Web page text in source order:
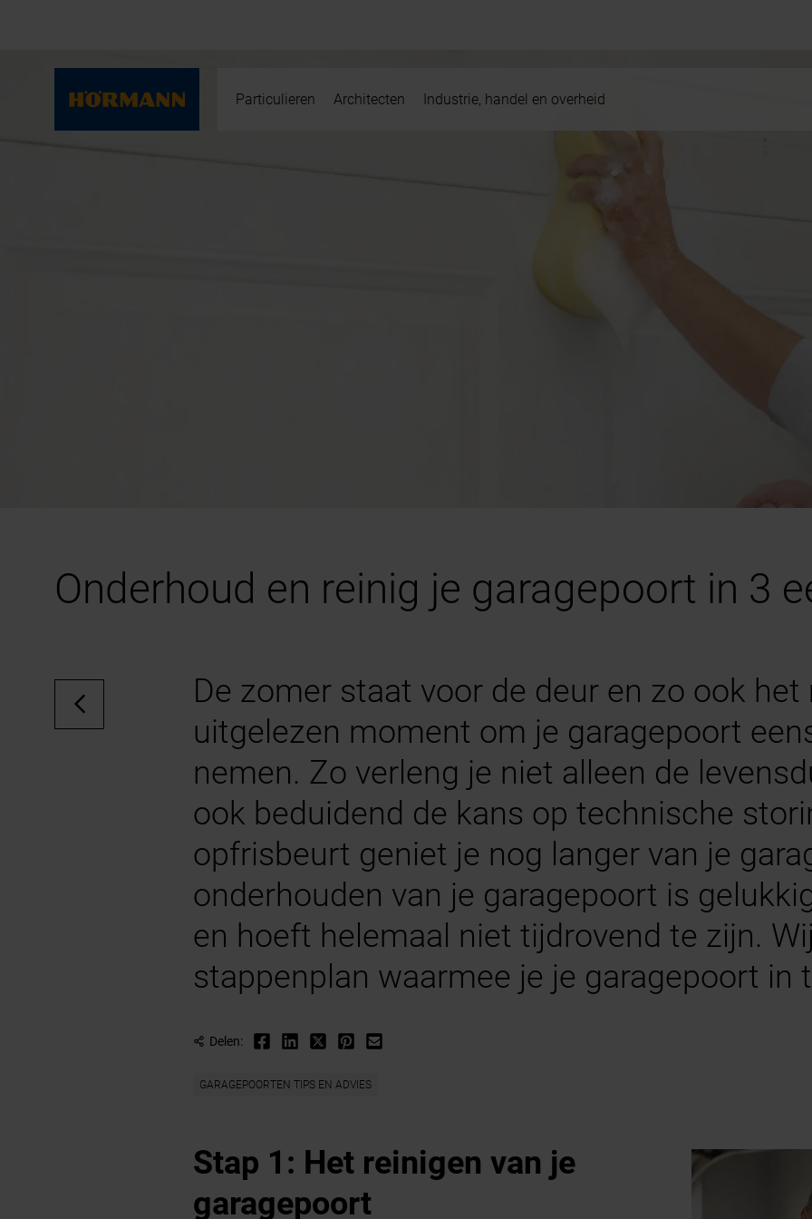
Particulieren Architecten Industrie, handel en overheid
Onderhoud en reinig je garagepoort in 3
De zomer staat voor de deur en zo ook
uitgelezen moment om je garagepoort
nemen. Zo verleng je niet alleen de
ook beduidend de kans op technische
opfrisbeurt geniet je nog langer van je
onderhouden van je garagepoort is
en hoeft helemaal niet tijdrovend te zijn.
stappenplan waarmee je je garagepoort in
Delen:
GARAGEPOORTEN TIPS EN ADVIES
Stap 1: Het reinigen van je
garagepoort